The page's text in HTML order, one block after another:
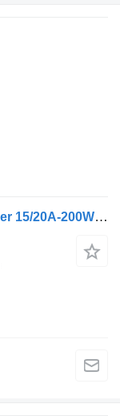
Преобразователь напряжения Weber 15/20A-200W 01310020 для автобуса Setra